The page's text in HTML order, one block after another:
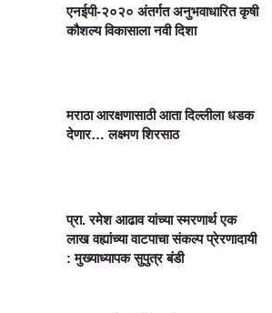
एनईपी-२०२० अंतर्गत अनुभवाधारित कृषी
कौशल्य विकासाला नवी दिशा
मराठा आरक्षणासाठी आता दिल्लीला धडक
देणार… लक्ष्मण शिरसाठ
प्रा. रमेश आढाव यांच्या स्मरणार्थ एक
लाख वह्यांच्या वाटपाचा संकल्प प्रेरणादायी
: मुख्याध्यापक सुपुत्र बंडी